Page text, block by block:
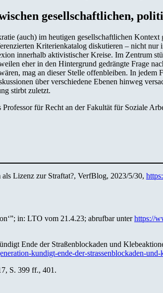
gesellschaftlichen,
(auch) im heutigen gesellschaftlichen Kontext
Kriterienkatalog diskutieren – nicht
innerhalb aktivistischer Kreise. Im Zentrum
eher in den Hintergrund gedrängte Frage
mag an dieser Stelle offenbleiben. In
über verschiedene Ebenen hinweg
stirbt zuletzt.
für Recht an der Fakultät für Soziale
Lizenz zur Straftat?, VerfBlog, 2023/5/30,
in: LTO vom 21.4.23; abrufbar unterhttps://
Ende der Straßenblockaden und
kundigt-ende-der-strassenblockaden-
S. 399 ff., 401.